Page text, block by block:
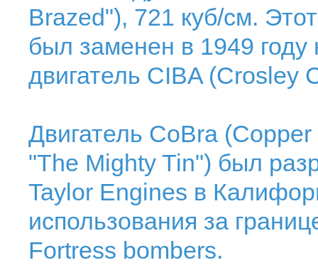
Brazed"), 721 куб/см.
был заменен в 1949
двигатель CIBA (Crosley
Двигатель CoBra
"The Mighty Tin") был
Taylor Engines в
использования за
Fortress bombers.